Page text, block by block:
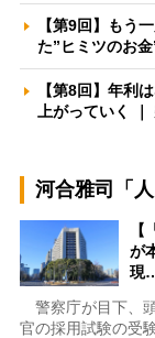
【第9回】もう
た”ヒミツのお
【第8回】年利
上がっていく
河合雅司「
が
現
警察庁が目下、
官の採用試験の受